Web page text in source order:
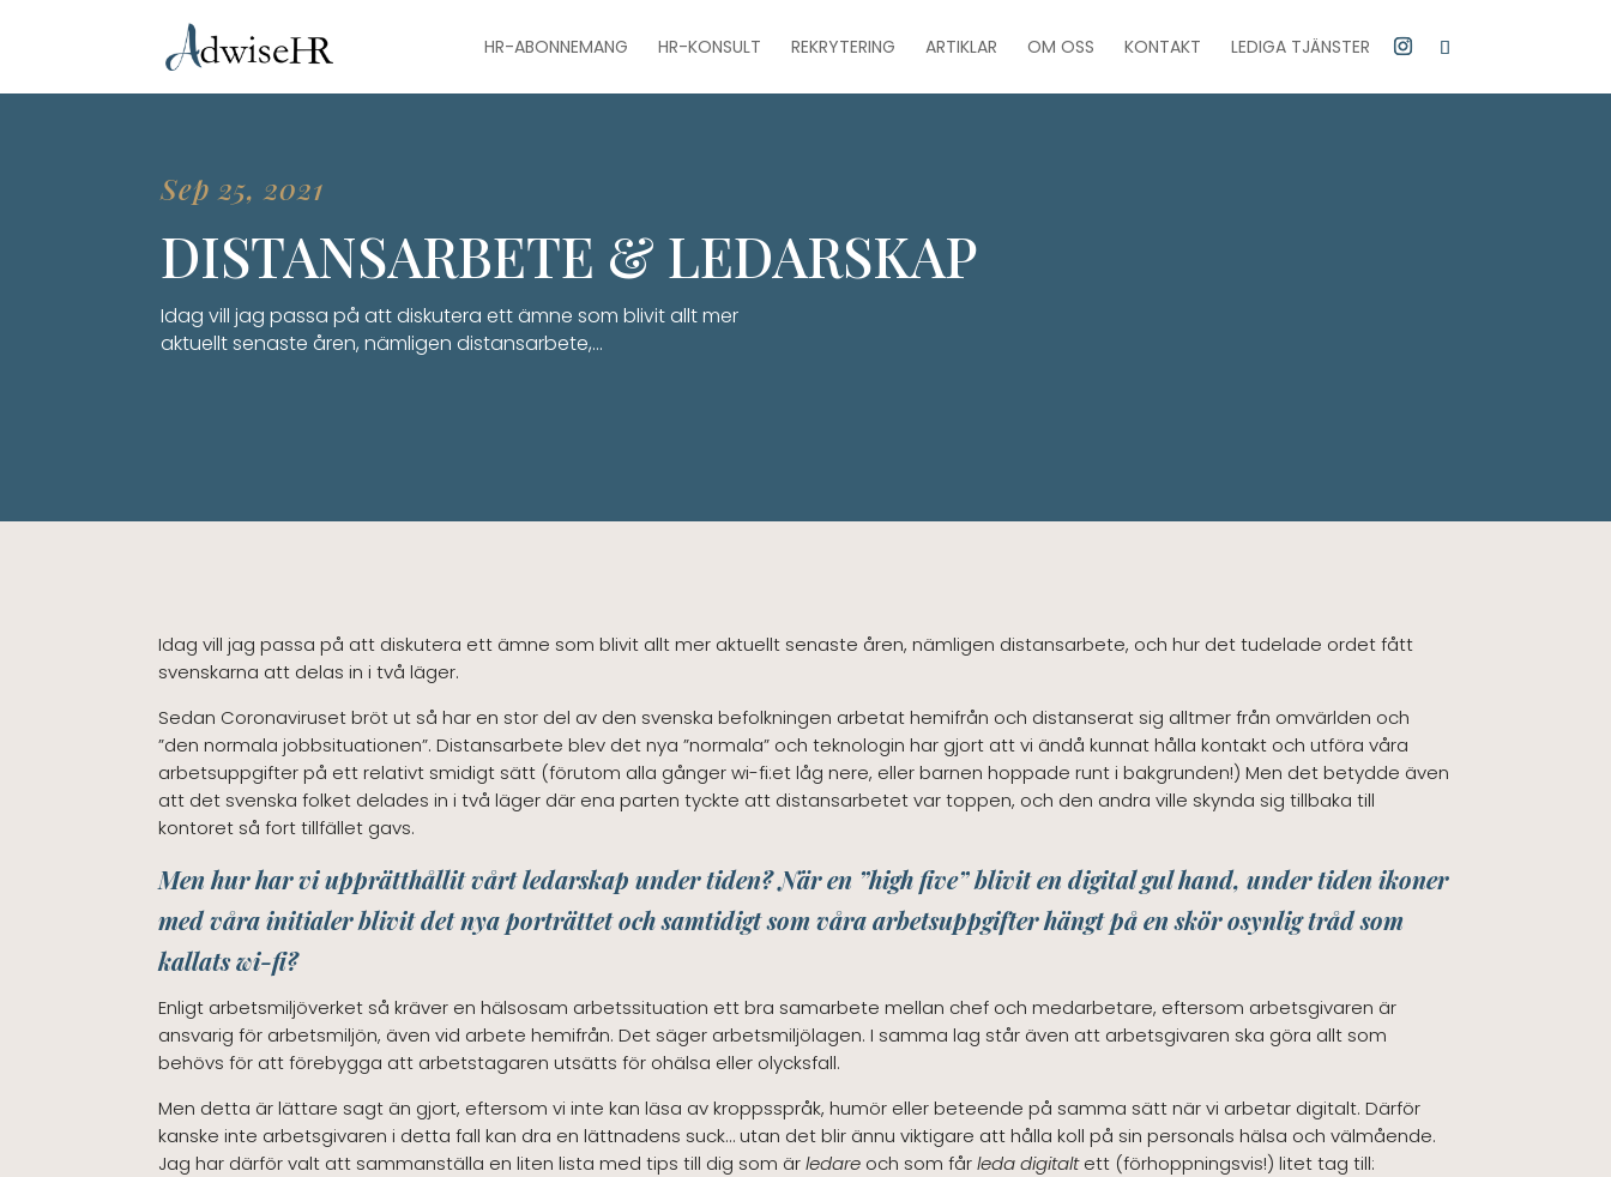
HR-ABONNEMANG HR-KONSULT REKRYTERING ARTIKLAR OM OSS KONTAKT LEDIGA TJÄNSTER
Sep 25, 2021
DISTANSARBETE & LEDARSKAP
Idag vill jag passa på att diskutera ett ämne som blivit allt mer
aktuellt senaste åren, nämligen distansarbete,…
Idag vill jag passa på att diskutera ett ämne som blivit allt mer aktuellt senaste åren, nämligen distansarbete, och hur det tudelade ordet fått
svenskarna att delas in i två läger.
Sedan Coronaviruset bröt ut så har en stor del av den svenska befolkningen arbetat hemifrån och distanserat sig alltmer från omvärlden och
”den normala jobbsituationen”. Distansarbete blev det nya ”normala” och teknologin har gjort att vi ändå kunnat hålla kontakt och utföra våra
arbetsuppgifter på ett relativt smidigt sätt (förutom alla gånger wi-fi:et låg nere, eller barnen hoppade runt i bakgrunden!) Men det betydde även
att det svenska folket delades in i två läger där ena parten tyckte att distansarbetet var toppen, och den andra ville skynda sig tillbaka till
kontoret så fort tillfället gavs.
Men hur har vi upprätthållit vårt ledarskap under tiden? När en ”high five” blivit en digital gul hand, under tiden ikoner
med våra initialer blivit det nya porträttet och samtidigt som våra arbetsuppgifter hängt på en skör osynlig tråd som
kallats wi-fi?
Enligt arbetsmiljöverket så kräver en hälsosam arbetssituation ett bra samarbete mellan chef och medarbetare, eftersom arbetsgivaren är
ansvarig för arbetsmiljön, även vid arbete hemifrån. Det säger arbetsmiljölagen. I samma lag står även att arbetsgivaren ska göra allt som
behövs för att förebygga att arbetstagaren utsätts för ohälsa eller olycksfall.
Men detta är lättare sagt än gjort, eftersom vi inte kan läsa av kroppsspråk, humör eller beteende på samma sätt när vi arbetar digitalt. Därför
kanske inte arbetsgivaren i detta fall kan dra en lättnadens suck… utan det blir ännu viktigare att hålla koll på sin personals hälsa och välmående.
Jag har därför valt att sammanställa en liten lista med tips till dig som ärledare och som fårleda digitaltett (förhoppningsvis!) litet tag till: